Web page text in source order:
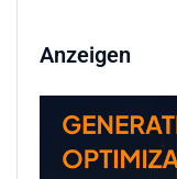
Anzeigen